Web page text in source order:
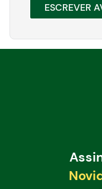
ESCREVER